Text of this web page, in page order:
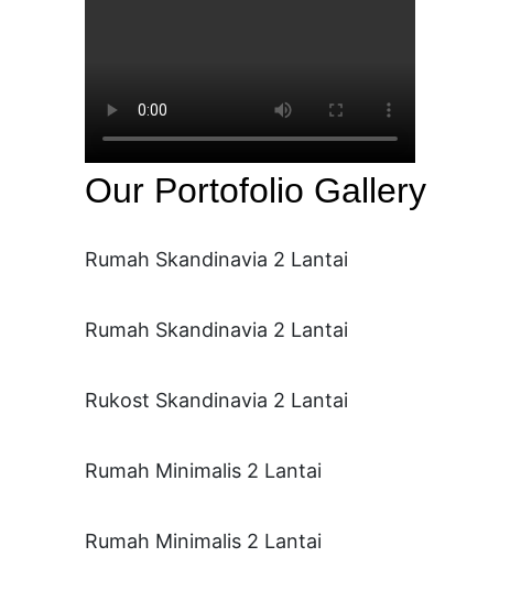
Our Portofolio Gallery
Rumah Skandinavia 2 Lantai
Rumah Skandinavia 2 Lantai
Rukost Skandinavia 2 Lantai
Rumah Minimalis 2 Lantai
Rumah Minimalis 2 Lantai